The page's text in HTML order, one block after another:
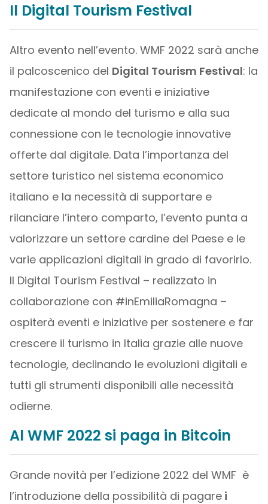
Il Digital Tourism Festival
Altro evento nell’evento. WMF 2022 sarà anche
il palcoscenico del Digital Tourism Festival: la
manifestazione con eventi e iniziative
dedicate al mondo del turismo e alla sua
connessione con le tecnologie innovative
offerte dal digitale. Data l’importanza del
settore turistico nel sistema economico
italiano e la necessità di supportare e
rilanciare l’intero comparto, l’evento punta a
valorizzare un settore cardine del Paese e le
varie applicazioni digitali in grado di favorirlo.
Il Digital Tourism Festival – realizzato in
collaborazione con #inEmiliaRomagna –
ospiterà eventi e iniziative per sostenere e far
crescere il turismo in Italia grazie alle nuove
tecnologie, declinando le evoluzioni digitali e
tutti gli strumenti disponibili alle necessità
odierne.
Al WMF 2022 si paga in Bitcoin
Grande novità per l’edizione 2022 del WMF è
l’introduzione della possibilità di pagarei